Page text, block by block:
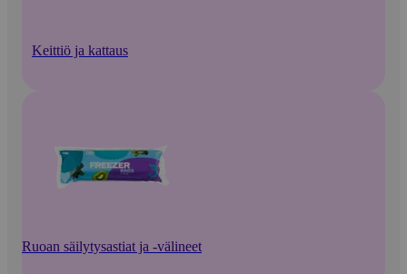
Keittiö ja kattaus
Ruoan säilytysastiat ja -välineet